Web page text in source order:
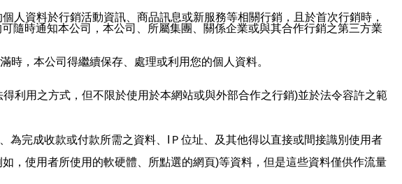
人資料於行銷活動資訊、商品訊息或新服務等相關行銷，且於首次行銷時，
隨時通知本公司，本公司、所屬集團、關係企業或與其合作行銷之第三方業
，本公司得繼續保存、處理或利用您的個人資料。
利用之方式，但不限於使用於本網站或與外部合作之行銷)並於法令容許之範
為完成收款或付款所需之資料、IＰ位址、及其他得以直接或間接識別使用者
，使用者所使用的軟硬體、所點選的網頁)等資料，但是這些資料僅供作流量